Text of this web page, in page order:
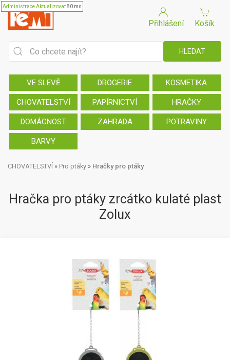
AdministraceAktualizovat80 ms
Přihlášení Košík
VE SLEVĚ DROGERIE KOSMETIKA
CHOVATELSTVÍ PAPÍRNICTVÍ HRAČKY
DOMÁCNOST ZAHRADA POTRAVINY
BARVY
CHOVATELSTVÍ » Pro ptáky » Hračky pro ptáky
Hračka pro ptáky zrcátko kulaté plast
Zolux